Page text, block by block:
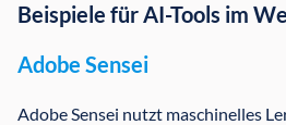
Beispiele für AI-Tools im
Adobe Sensei
Adobe Sensei nutzt maschinelles